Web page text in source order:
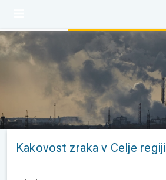
Kakovost zraka v Celje regiji